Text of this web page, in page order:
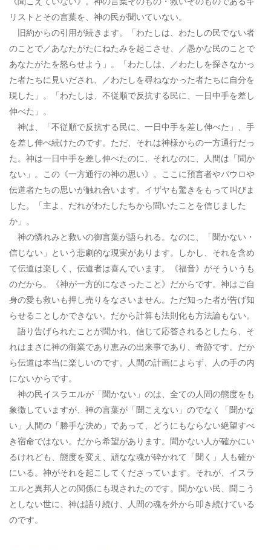
リストとその言葉を、神の民が聞いていない。
旧約からの引用が続きます。「わたしは、わたしの民でない者
のことで／あなたがたにねたみを起こさせ、／愚かな民のことで
あなたがたを怒らせよう」。「わたしは、／わたしを探さなかっ
た者たちに見いだされ、／わたしを尋ねなかった者たちに自分を
現した」。「わたしは、不従順で反抗する民に、一日中手を差し
伸べた」。
神は、「不従順で反抗する民に、一日中手を差し伸べた」、手
を差し伸べ続けたのです。ただ、それは神様からの一方通行だっ
た。神は一日中手を差し伸べたのに、それなのに、人間は「聞か
ない」。この《一方通行の神の思い》。ここに預言者やパウロや
伝道者たちの思いが触れ合います。イザヤも驚きをもって叫びま
した。「主よ、だれがわたしたちから聞いたことを信じました
か」。
神の憐れみと救いの御言葉が語られる。なのに、「聞かない・
信じない」という悲劇的な現実があります。しかし、それを含め
て伝道は楽しく、伝道者は喜んでいます。《福音》がそういうも
のだから。《神が一方的になさったこと》だからです。神はご自
身の愛も救いも押し売りをなさいません。ただ知った者が告げ知
らせることしかできない。だから計算も法則化も方法論もない。
語り告げられたことが聞かれ、信じて応答されるとしたら、そ
れはまさに神の御業であり恵みの出来事であり、奇跡です。だか
ら伝道は本当に楽しいのです。人間の計画によらず、人の手の内
にないからです。
神の民イスラエルが「聞かない」のは、全ての人間の態度をも
象徴していますが、神の言葉が「聞こえない」のでなく「聞かな
い」人間の「勝手な決め」であって、どうにもならない絶望すべ
き宿命ではない。だから希望があります。聞かない人が確かにい
るけれども、態度を変え、頑なな魂が砕かれて「聞く」人も確か
にいる。神がそれを起こしてくださっています。それが、イスラ
エルと異邦人との関係にも現されたのです。聞かない民、聞こう
としない世に、神は語り続け、人間の魂を外から叩き続けている
のです。